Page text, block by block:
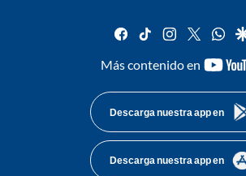
facebook
tiktok instagram
twitter
Más contenido en
Descarga nuestra app en
Descarga nuestra app en